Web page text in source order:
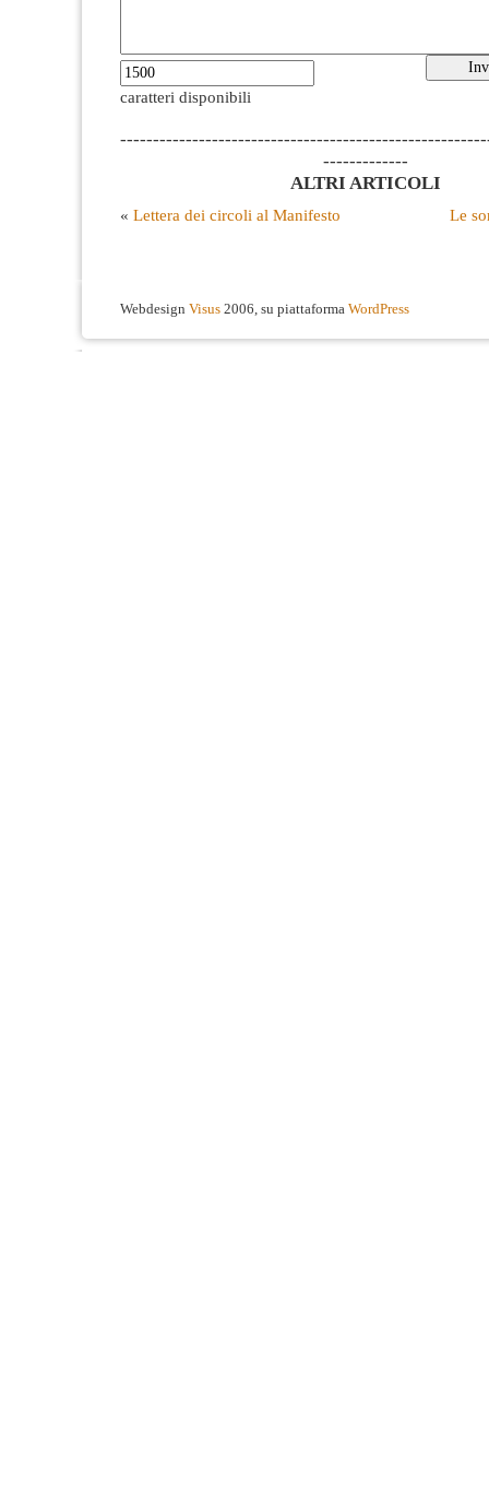
caratteri disponibili
-------------
ALTRI ARTICOLI
« Lettera dei circoli al Manifesto Le
Webdesign Visus 2006, su piattaforma WordPress